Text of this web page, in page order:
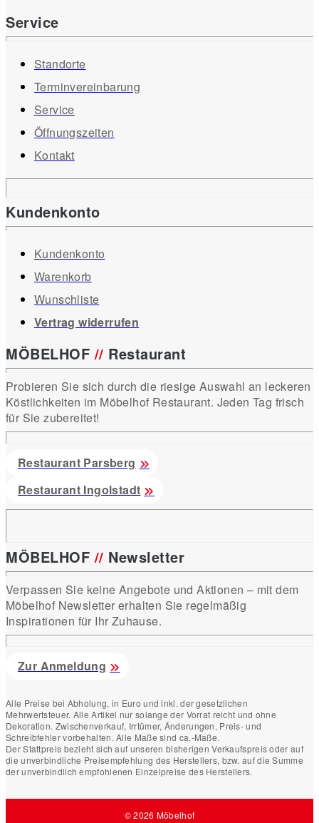
Service
Standorte
Terminvereinbarung
Service
Öffnungszeiten
Kontakt
Kundenkonto
Kundenkonto
Warenkorb
Wunschliste
Vertrag widerrufen
MÖBELHOF// Restaurant
Probieren Sie sich durch die riesige Auswahl an leckeren
Köstlichkeiten im Möbelhof Restaurant. Jeden Tag frisch
für Sie zubereitet!
Restaurant Parsberg
Restaurant Ingolstadt
MÖBELHOF// Newsletter
Verpassen Sie keine Angebote und Aktionen – mit dem
Möbelhof Newsletter erhalten Sie regelmäßig
Inspirationen für Ihr Zuhause.
Zur Anmeldung
Alle Preise bei Abholung, in Euro und inkl. der gesetzlichen
Mehrwertsteuer. Alle Artikel nur solange der Vorrat reicht und ohne
Dekoration. Zwischenverkauf, Irrtümer, Änderungen, Preis- und
Schreibfehler vorbehalten. Alle Maße sind ca.-Maße.
Der Stattpreis bezieht sich auf unseren bisherigen Verkaufspreis oder auf
die unverbindliche Preisempfehlung des Herstellers, bzw. auf die Summe
der unverbindlich empfohlenen Einzelpreise des Herstellers.
© 2026 Möbelhof